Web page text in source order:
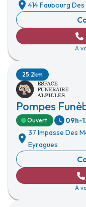
414 Faubourg
A
Pompes
25.2km
Ouvert 09h-
37 Impasse Des
Eyragues
A